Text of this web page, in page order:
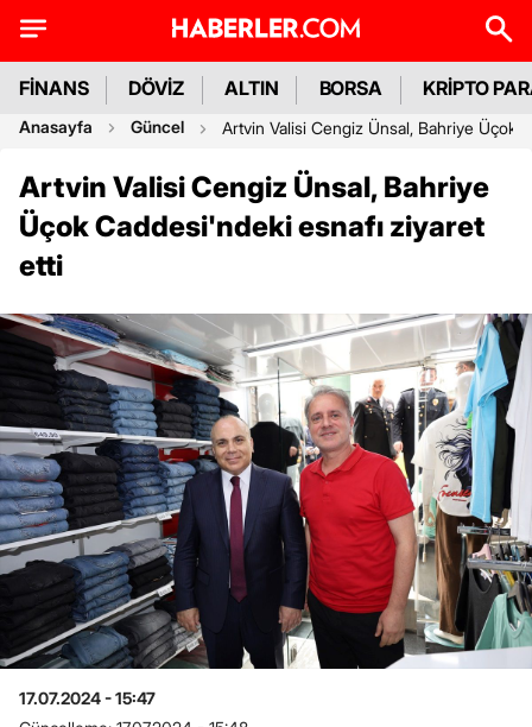
FİNANS DÖVİZ ALTIN BORSA KRİPTO
Anasayfa Güncel Artvin Valisi Cengiz Ünsal, Bahriye Üçok
Artvin Valisi Cengiz Ünsal, Bahriye
Üçok Caddesi'ndeki esnafı ziyaret
etti
17.07.2024 - 15:47